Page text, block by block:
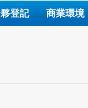
登記 商業環境